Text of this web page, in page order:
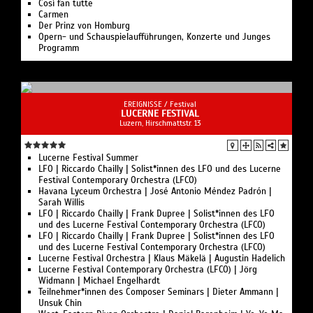
Fritz Kreisler: Präludium und Allegro im Stile von
Gaetano Pugnani
Così fan tutte
Carmen
Der Prinz von Homburg
Opern- und Schauspielaufführungen, Konzerte und Junges
Programm
EREIGNISSE / Festival
LUCERNE FESTIVAL
Luzern, Hirschmattstr. 13
Lucerne Festival Summer
LFO | Riccardo Chailly | Solist*innen des LFO und des Lucerne
Festival Contemporary Orchestra (LFCO)
Havana Lyceum Orchestra | José Antonio Méndez Padrón |
Sarah Willis
LFO | Riccardo Chailly | Frank Dupree | Solist*innen des LFO
und des Lucerne Festival Contemporary Orchestra (LFCO)
LFO | Riccardo Chailly | Frank Dupree | Solist*innen des LFO
und des Lucerne Festival Contemporary Orchestra (LFCO)
Lucerne Festival Orchestra | Klaus Mäkelä | Augustin Hadelich
Lucerne Festival Contemporary Orchestra (LFCO) | Jörg
Widmann | Michael Engelhardt
Teilnehmer*innen des Composer Seminars | Dieter Ammann |
Unsuk Chin